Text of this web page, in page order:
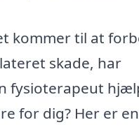
kommer til at
skade, har
fysioterapeut
for dig? Her er en